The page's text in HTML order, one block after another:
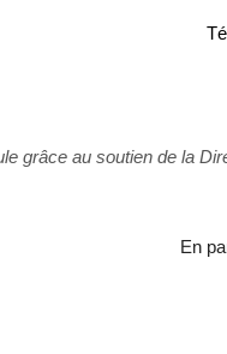
grâce au soutien de la
En